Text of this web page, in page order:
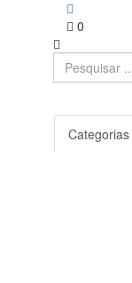
0
Categorias